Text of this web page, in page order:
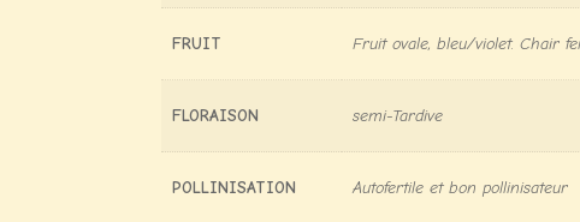
FRUIT Fruit ovale, bleu/violet. Chair
FLORAISON semi-Tardive
POLLINISATION Autofertile et bon pollinisateur